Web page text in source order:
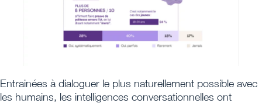
Entrainées à dialoguer le plus naturellement possible avec
les humains, les intelligences conversationnelles ont